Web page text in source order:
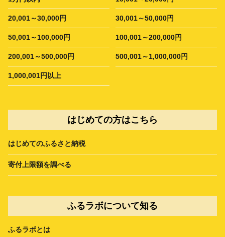
20,001～30,000円 30,001～50,000円
50,001～100,000円 100,001～200,000円
200,001～500,000円 500,001～1,000,000円
1,000,001円以上
はじめての方はこちら
はじめてのふるさと納税
寄付上限額を調べる
ふるラボについて知る
ふるラボとは